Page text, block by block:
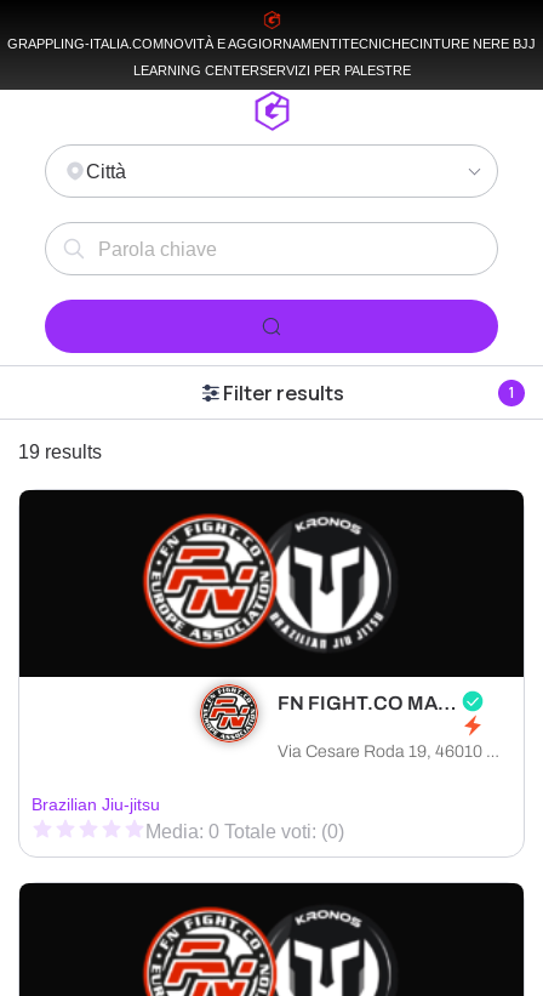
GRAPPLING-ITALIA.COMNOVITÀ E AGGIORNAMENTITECNICHECINTURE NERE BJJ
LEARNING CENTERSERVIZI PER PALESTRE
Città
Filter results 1
19 results
FN FIGHT.CO MANTOVA
Via Cesare Roda 19, 46010 Curtatone provincia di Mantova, Italia
Brazilian Jiu-jitsu
Media: 0 Totale voti: (0)